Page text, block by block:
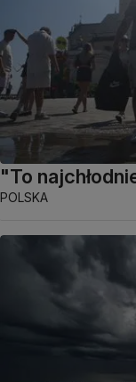
"To
POLSKA